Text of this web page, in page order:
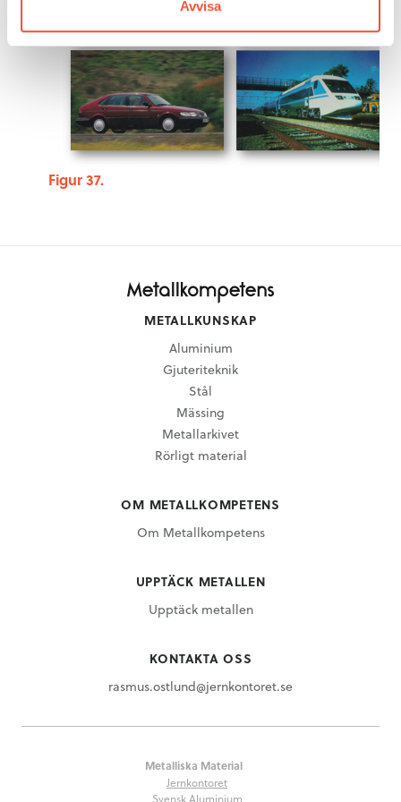
Avvisa
Figur 37.
METALLKUNSKAP
Aluminium
Gjuteriteknik
Stål
Mässing
Metallarkivet
Rörligt material
OM METALLKOMPETENS
Om Metallkompetens
UPPTÄCK METALLEN
Upptäck metallen
KONTAKTA OSS
rasmus.ostlund@jernkontoret.se
Metalliska Material
Jernkontoret
Svensk Aluminium